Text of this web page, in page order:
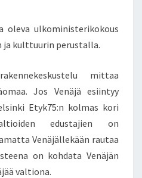
O
K
K
S
E
N
I
K
A
S
oleva ulkoministerikokous
ja kulttuurin perustalla.
mittaa
Jos Venäjä esiintyy
Etyk75:n kolmas kori
edustajien on
Venäjällekään rautaa
on kohdata Venäjän
valtiona.